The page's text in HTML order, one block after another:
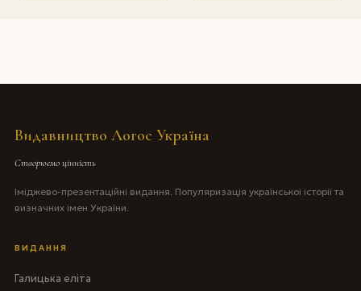
Видавництво Логос Україна
Створюємо цінність
Іміджево-презентаційні видання. Популяризація української історії та
визначних імен України.
ВИДАННЯ
Галицька еліта